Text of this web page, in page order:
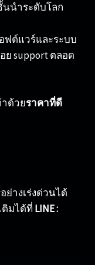
นำระดับโลก
ฟต์แวร์และระบบ
support ตลอด
ด้วยราคาที่ดี
ย่างเร่งด่วนได้
ติมได้ที่ LINE :